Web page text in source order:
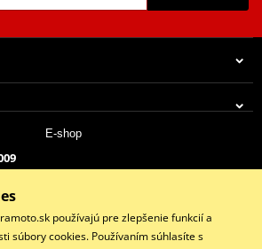
E-shop
17:00 | So: 9:00-13:00 | Ne: Zatvorené
používajú pre zlepšenie funkcií a
súbory cookies. Používaním súhlasíte s